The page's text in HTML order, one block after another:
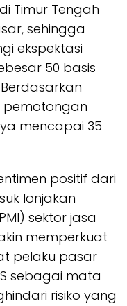
Timur Tengah
sehingga
ekspektasi
50 basis
pemotongan
mencapai 35
positif dari
lonjakan
sektor jasa
memperkuat
pelaku pasar
sebagai mata
risiko yang